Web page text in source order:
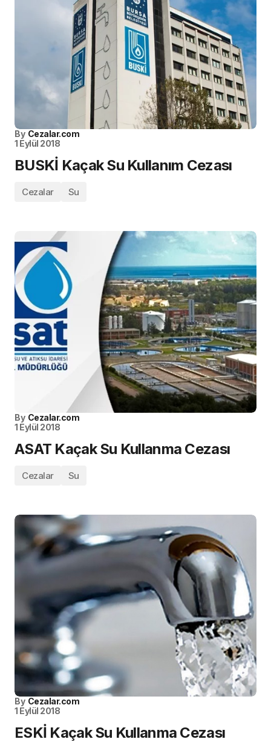
By Cezalar.com
1 Eylül 2018
BUSKİ Kaçak Su Kullanım Cezası
Cezalar Su
By Cezalar.com
1 Eylül 2018
ASAT Kaçak Su Kullanma Cezası
Cezalar Su
By Cezalar.com
1 Eylül 2018
ESKİ Kaçak Su Kullanma Cezası